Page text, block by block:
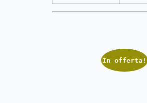
In offerta!